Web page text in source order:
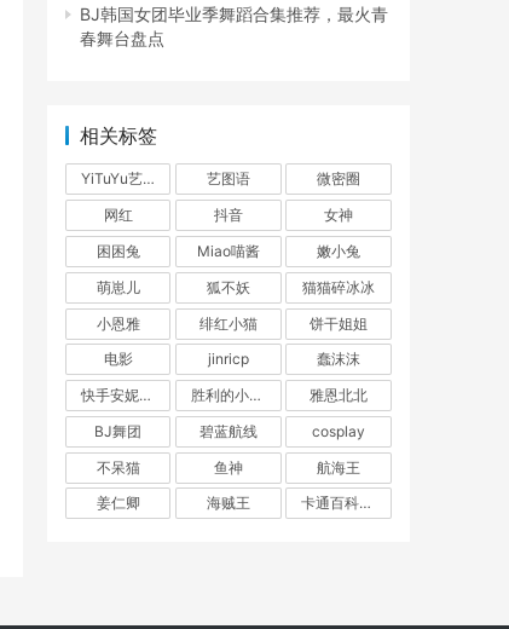
BJ韩国女团毕业季舞蹈合集推荐，最火青
春舞台盘点
相关标签
YiTuYu艺图语 艺图语
微密圈
网红
抖音
女神
困困兔
Miao喵酱
嫩小兔
萌崽儿
狐不妖
猫猫碎冰冰
小恩雅
绯红小猫
饼干姐姐
电影
jinricp
蠢沫沫
快手安妮朵朵
胜利的小生活
雅恩北北
BJ舞团
碧蓝航线
cosplay
不呆猫
鱼神
航海王
姜仁卿
海贼王 卡通百科老王